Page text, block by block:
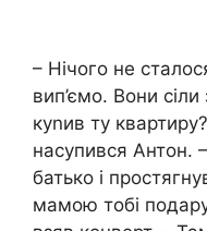
– Нічого не
вип’ємо. Вони
куnив ту
насупився Антон.
батько і
мамою тобі